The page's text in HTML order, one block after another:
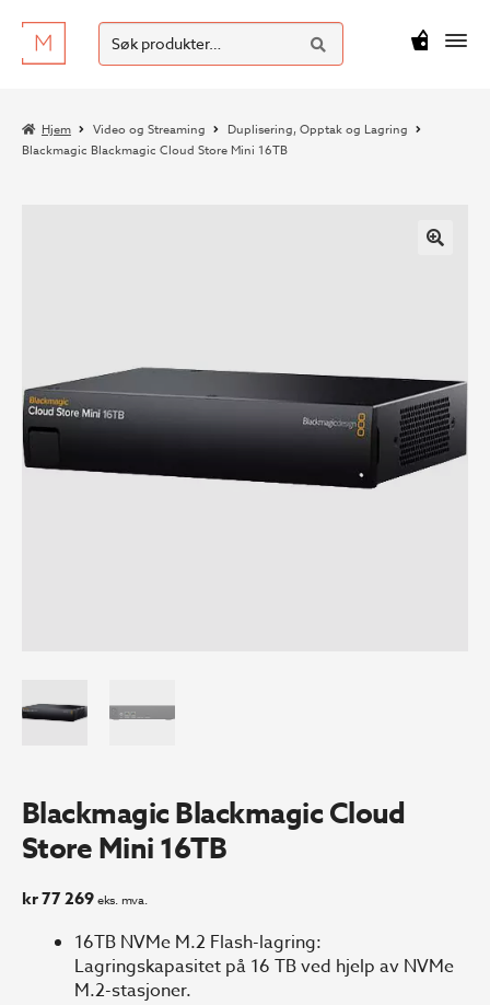
Hopp
til
Hopp
til
Søk
etter:
SØK
kr0
Hjem Video og Streaming
Duplisering, Opptak og Lagring
Blackmagic Blackmagic Cloud Store Mini 16TB
Blackmagic Blackmagic Cloud
Store Mini 16TB
kr77 269 eks. mva.
16TB NVMe M.2 Flash-lagring:
Lagringskapasitet på 16 TB ved hjelp av NVMe
M.2-stasjoner.